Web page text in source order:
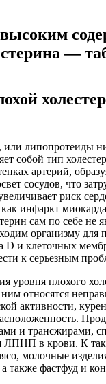
—
или липопротеиды
собой тип
артерий,
сосудов, что
риск
инфаркт
сам по себе не
организму для
D и клеточных
к серьезным
плохого
относятся
активности,
и трансжирами,
в крови. К
молочные
также фастфуд и